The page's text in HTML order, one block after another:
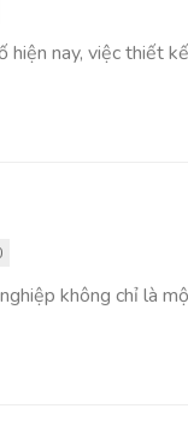
nay, việc thiết
không chỉ là